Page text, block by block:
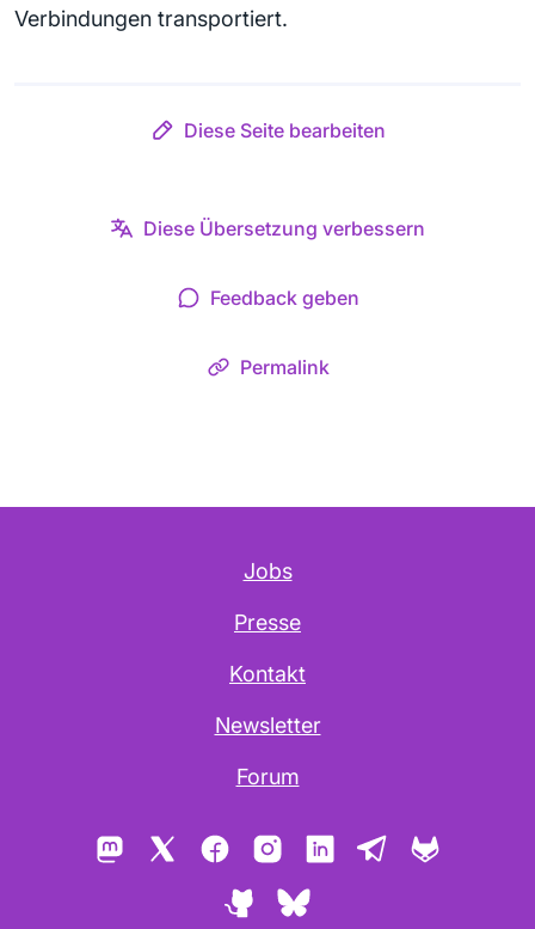
Verbindungen transportiert.
Diese Seite bearbeiten
Diese Übersetzung verbessern
Feedback geben
Permalink
Jobs
Presse
Kontakt
Newsletter
Forum
Mastodon FacebookInstagramLinkedInTelegram
GitHubBluesky